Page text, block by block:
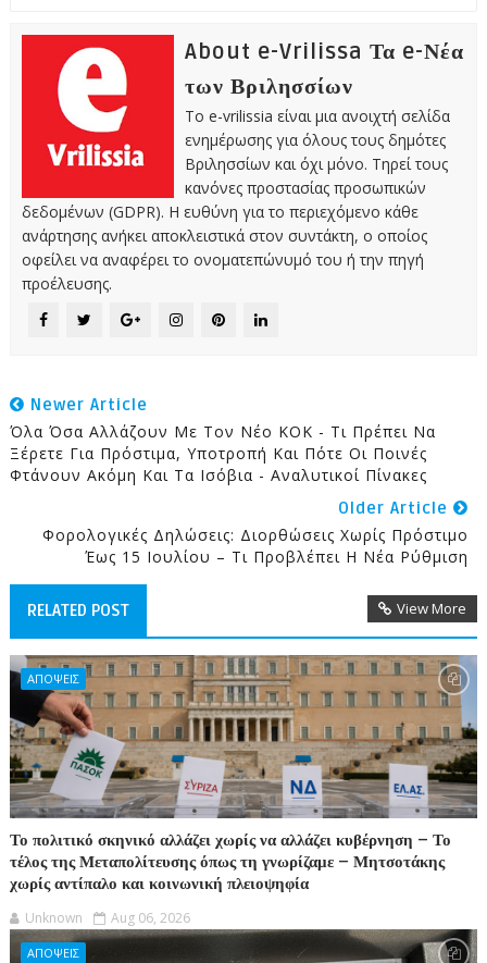
About e-Vrilissa Τα e-Νέα
των Βριλησσίων
Το e-vrilissia είναι μια ανοιχτή σελίδα
ενημέρωσης για όλους τους δημότες
Βριλησσίων και όχι μόνο. Τηρεί τους
κανόνες προστασίας προσωπικών
δεδομένων (GDPR). Η ευθύνη για το περιεχόμενο κάθε
ανάρτησης ανήκει αποκλειστικά στον συντάκτη, ο οποίος
οφείλει να αναφέρει το ονοματεπώνυμό του ή την πηγή
προέλευσης.
Newer Article
Όλα Όσα Αλλάζουν Με Τον Νέο ΚΟΚ - Τι Πρέπει Να
Ξέρετε Για Πρόστιμα, Υποτροπή Και Πότε Οι Ποινές
Φτάνουν Ακόμη Και Τα Ισόβια - Αναλυτικοί Πίνακες
Older Article
Φορολογικές Δηλώσεις: Διορθώσεις Χωρίς Πρόστιμο
Έως 15 Ιουλίου – Τι Προβλέπει Η Νέα Ρύθμιση
RELATED POST View More
ΑΠΟΨΕΙΣ
Το πολιτικό σκηνικό αλλάζει χωρίς να αλλάζει κυβέρνηση – Το
τέλος της Μεταπολίτευσης όπως τη γνωρίζαμε – Μητσοτάκης
χωρίς αντίπαλο και κοινωνική πλειοψηφία
Unknown Aug 06, 2026
ΑΠΟΨΕΙΣ